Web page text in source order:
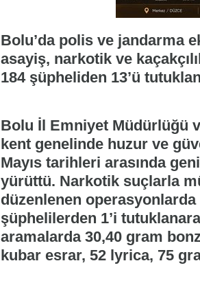
Bolu’da polis ve jandarma
asayiş, narkotik ve
184 şüpheliden 13’ü
Bolu İl Emniyet Müdürlüğü
kent genelinde huzur ve
Mayıs tarihleri arasında
yürüttü. Narkotik suçlarla
düzenlenen operasyonlarda
şüphelilerden 1’i
aramalarda 30,40 gram
kubar esrar, 52 lyrica, 75